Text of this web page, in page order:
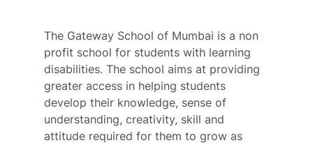
The Gateway School of Mumbai is a non
profit school for students with learning
disabilities. The school aims at providing
greater access in helping students
develop their knowledge, sense of
understanding, creativity, skill and
attitude required for them to grow as